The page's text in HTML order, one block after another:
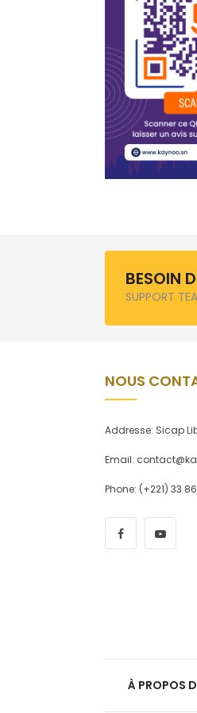
BESOIN
SUPPORT
NOUS
Addresse: Sicap
Email:
Phone: (+221) 33
À PROPOS